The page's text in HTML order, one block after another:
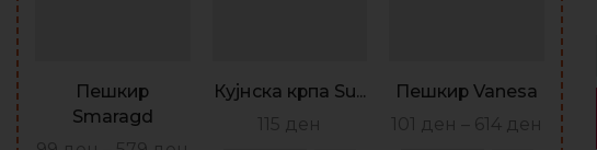
Пешкир
Smaragd
Кујнска крпа Su...
115 ден
Пешкир Vanesa
101 ден 614 ден